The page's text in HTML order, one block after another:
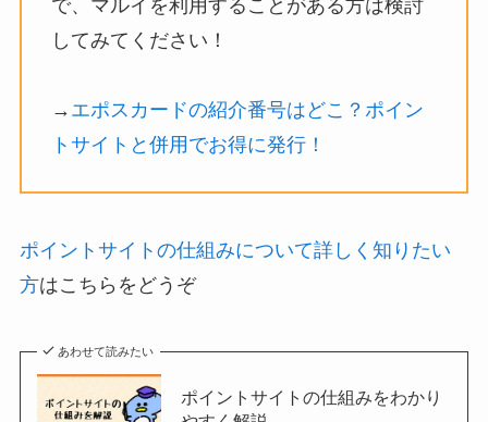
で、マルイを利用することがある方は検討
してみてください！
→ エポスカードの紹介番号はどこ？ポイン
トサイトと併用でお得に発行！
ポイントサイトの仕組みについて詳しく知りたい
方はこちらをどうぞ
あわせて読みたい
ポイントサイトの仕組みをわかり